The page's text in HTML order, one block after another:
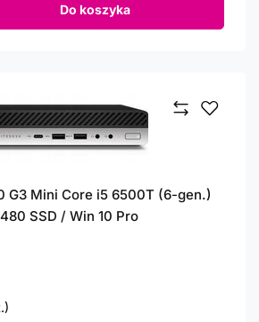
Do koszyka
G3 Mini Core i5 6500T (6-gen.)
SSD / Win 10 Pro